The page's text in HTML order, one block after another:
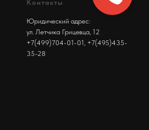
Контакты
Юридический адрес:
ул. Летчика Грицевца, 12
+7(499)704-01-01, +7(495)435-
35-28